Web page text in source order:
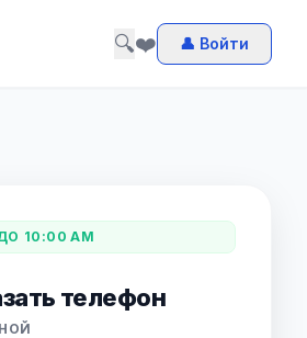
🔍❤️ 👤 Войти
10:00 AM
телефон